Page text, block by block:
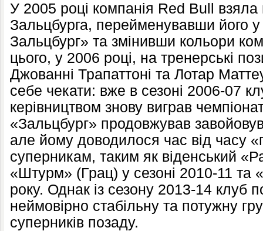
У 2005 році компанія Red Bull взяла
Зальцбурга, перейменувавши його
Зальцбург» та змінивши кольори
цього, у 2006 році, на тренерські
Джованні Трапаттоні та Лотар
себе чекати: вже в сезоні 2006-07
керівництвом знову виграв
«Зальцбург» продовжував
але йому доводилося час від часу
суперникам, таким як віденський
«Штурм» (Грац) у сезоні 2010-11 та
року. Однак із сезону 2013-14 клуб
неймовірно стабільну та потужну
суперників позаду.